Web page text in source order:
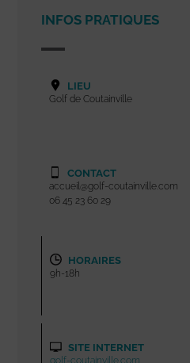
INFOS PRATIQUES
LIEU
Golf de Coutainville
CONTACT
accueil@golf-coutainville.com
06 45 23 60 29
HORAIRES
9h-18h
SITE INTERNET
golf-coutainville.com